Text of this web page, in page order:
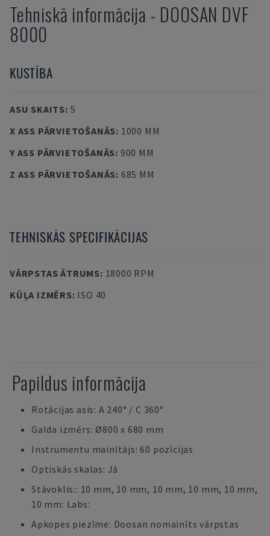
Tehniskā informācija - DOOSAN DVF
8000
KUSTĪBA
ASU SKAITS: 5
X ASS PĀRVIETOŠANĀS: 1000 MM
Y ASS PĀRVIETOŠANĀS: 900 MM
Z ASS PĀRVIETOŠANĀS: 685 MM
TEHNISKĀS SPECIFIKĀCIJAS
VĀRPSTAS ĀTRUMS: 18000 RPM
KŪĻA IZMĒRS: ISO 40
Papildus informācija
Rotācijas asis: A 240° / C 360°
Galda izmērs: Ø800 x 680 mm
Instrumentu mainītājs: 60 pozīcijas
Optiskās skalas: Jā
Stāvoklis:: 10 mm, 10 mm, 10 mm, 10 mm, 10 mm,
10 mm: Labs:
Apkopes piezīme: Doosan nomainīts vārpstas